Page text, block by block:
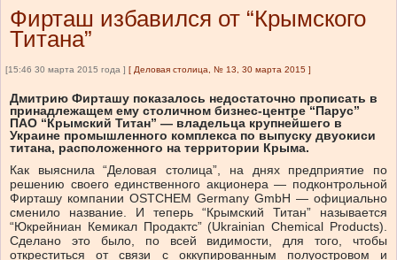
Фирташ избавился от “Крымского
Титана”
[15:46 30 марта 2015 года ] [ Деловая столица, № 13, 30 марта 2015 ]
Дмитрию Фирташу показалось недостаточно прописать в
принадлежащем ему столичном бизнес-центре “Парус”
ПАО “Крымский Титан” — владельца крупнейшего в
Украине промышленного комплекса по выпуску двуокиси
титана, расположенного на территории Крыма.
Как выяснила “Деловая столица”, на днях предприятие по
решению своего единственного акционера — подконтрольной
Фирташу компании OSTCHEM Germany GmbH — официально
сменило название. И теперь “Крымский Титан” называется
“Юкрейниан Кемикал Продактс” (Ukrainian Chemical Products).
Сделано это было, по всей видимости, для того, чтобы
откреститься от связи с оккупированным полуостровом и